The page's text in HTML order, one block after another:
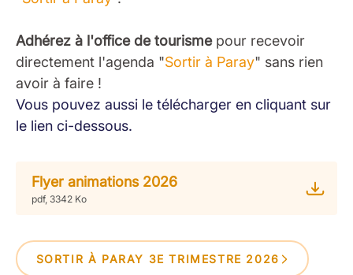
Adhérez à l'office de tourismepour recevoir
directement l'agenda "Sortir à Paray" sans rien
avoir à faire !
Vous pouvez aussi le télécharger en cliquant sur
le lien ci-dessous.
Flyer animations 2026
pdf, 3342 Ko
SORTIR À PARAY 3E TRIMESTRE 2026